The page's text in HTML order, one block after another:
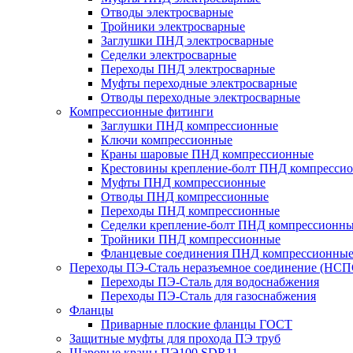
Отводы электросварные
Тройники электросварные
Заглушки ПНД электросварные
Седелки электросварные
Переходы ПНД электросварные
Муфты переходные электросварные
Отводы переходные электросварные
Компрессионные фитинги
Заглушки ПНД компрессионные
Ключи компрессионные
Краны шаровые ПНД компрессионные
Крестовины крепление-болт ПНД
Муфты ПНД компрессионные
Отводы ПНД компрессионные
Переходы ПНД компрессионные
Седелки крепление-болт ПНД
Тройники ПНД компрессионные
Фланцевые соединения ПНД компрессионные
Переходы ПЭ-Сталь неразъемное соединение
Переходы ПЭ-Сталь для водоснабжения
Переходы ПЭ-Сталь для газоснабжения
Фланцы
Приварные плоские фланцы ГОСТ
Защитные муфты для прохода ПЭ труб